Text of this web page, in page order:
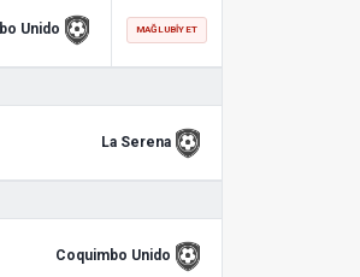
Unido MAĞLUBIYET
La Serena
Coquimbo Unido